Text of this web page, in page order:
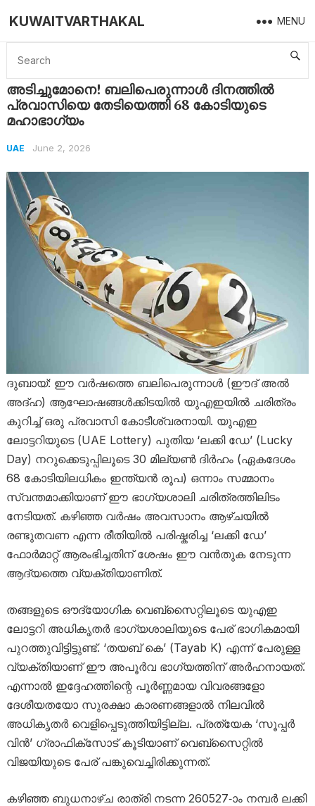
KUWAITVARTHAKAL MENU
Home UAE
അടിച്ചുമോനെ! ബലിപെരുന്നാൾ ദിനത്തിൽ
പ്രവാസിയെ തേടിയെത്തി 68 കോടിയുടെ
മഹാഭാഗ്യം
UAE June 2, 2026
ദുബായ്: ഈ വർഷത്തെ ബലിപെരുന്നാൾ (ഈദ് അൽ
അദ്ഹ) ആഘോഷങ്ങൾക്കിടയിൽ യുഎഇയിൽ ചരിത്രം
കുറിച്ച് ഒരു പ്രവാസി കോടീശ്വരനായി. യുഎഇ
ലോട്ടറിയുടെ (UAE Lottery) പുതിയ ‘ലക്കി ഡേ’ (Lucky
Day) നറുക്കെടുപ്പിലൂടെ 30 മില്യൺ ദിർഹം (ഏകദേശം
68 കോടിയിലധികം ഇന്ത്യൻ രൂപ) ഒന്നാം സമ്മാനം
സ്വന്തമാക്കിയാണ് ഈ ഭാഗ്യശാലി ചരിത്രത്തിലിടം
നേടിയത്. കഴിഞ്ഞ വർഷം അവസാനം ആഴ്ചയിൽ
രണ്ടുതവണ എന്ന രീതിയിൽ പരിഷ്കരിച്ച ‘ലക്കി ഡേ’
ഫോർമാറ്റ് ആരംഭിച്ചതിന് ശേഷം ഈ വൻതുക നേടുന്ന
ആദ്യത്തെ വ്യക്തിയാണിത്.
തങ്ങളുടെ ഔദ്യോഗിക വെബ്‌സൈറ്റിലൂടെ യുഎഇ
ലോട്ടറി അധികൃതർ ഭാഗ്യശാലിയുടെ പേര് ഭാഗികമായി
പുറത്തുവിട്ടിട്ടുണ്ട്. ‘തയബ് കെ’ (Tayab K) എന്ന് പേരുള്ള
വ്യക്തിയാണ് ഈ അപൂർവ ഭാഗ്യത്തിന് അർഹനായത്.
എന്നാൽ ഇദ്ദേഹത്തിന്റെ പൂർണ്ണമായ വിവരങ്ങളോ
ദേശീയതയോ സുരക്ഷാ കാരണങ്ങളാൽ നിലവിൽ
അധികൃതർ വെളിപ്പെടുത്തിയിട്ടില്ല. പ്രത്യേക ‘സൂപ്പർ
വിൻ’ ഗ്രാഫിക്സോട് കൂടിയാണ് വെബ്സൈറ്റിൽ
വിജയിയുടെ പേര് പങ്കുവെച്ചിരിക്കുന്നത്.
കഴിഞ്ഞ ബുധനാഴ്ച രാത്രി നടന്ന 260527-ാം നമ്പർ ലക്കി